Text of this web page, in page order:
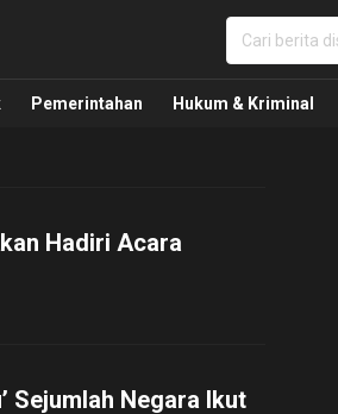
Hukum Kriminal dan Nasional
Pemerintahan Hukum & Kriminal
Hadiri Acara
Sejumlah Negara Ikut